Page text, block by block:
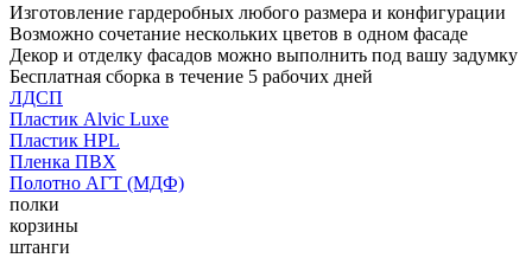
Изготовление гардеробных любого размера и конфигурации
Возможно сочетание нескольких цветов в одном фасаде
Декор и отделку фасадов можно выполнить под вашу задумку
Бесплатная сборка в течение 5 рабочих дней
ЛДСП
Пластик Alvic Luxe
Пластик HPL
Пленка ПВХ
Полотно АГТ (МДФ)
полки
корзины
штанги